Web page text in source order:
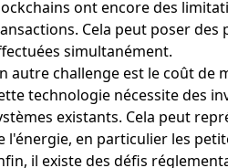
ont encore des
Cela peut poser
simultanément.
autre challenge est le coût de
technologie nécessite des
existants. Cela peut
l'énergie, en particulier les
il existe des défis